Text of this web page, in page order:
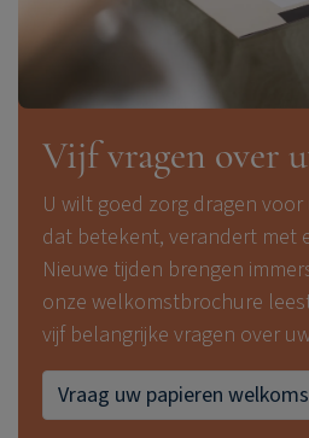
Vijf vragen over
U wilt goed zorg dragen
dat betekent, verandert met
Nieuwe tijden brengen
onze welkomstbrochure
vijf belangrijke vragen over
Vraag uw papieren